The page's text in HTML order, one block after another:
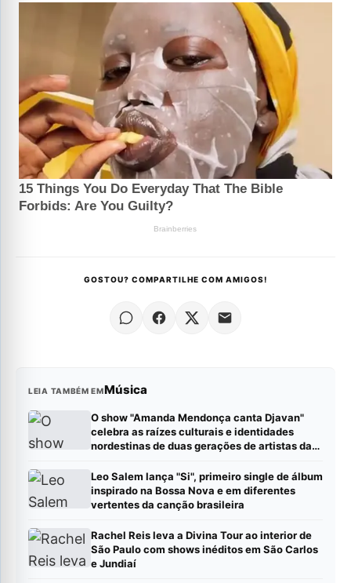
GOSTOU? COMPARTILHE COM AMIGOS!
LEIA TAMBÉM EMMúsica
O show "Amanda Mendonça canta Djavan"
celebra as raízes culturais e identidades
nordestinas de duas gerações de artistas da
Leo Salem lança "Si", primeiro single de álbum
inspirado na Bossa Nova e em diferentes
vertentes da canção brasileira
Rachel Reis leva a Divina Tour ao interior de
São Paulo com shows inéditos em São Carlos
e Jundiaí